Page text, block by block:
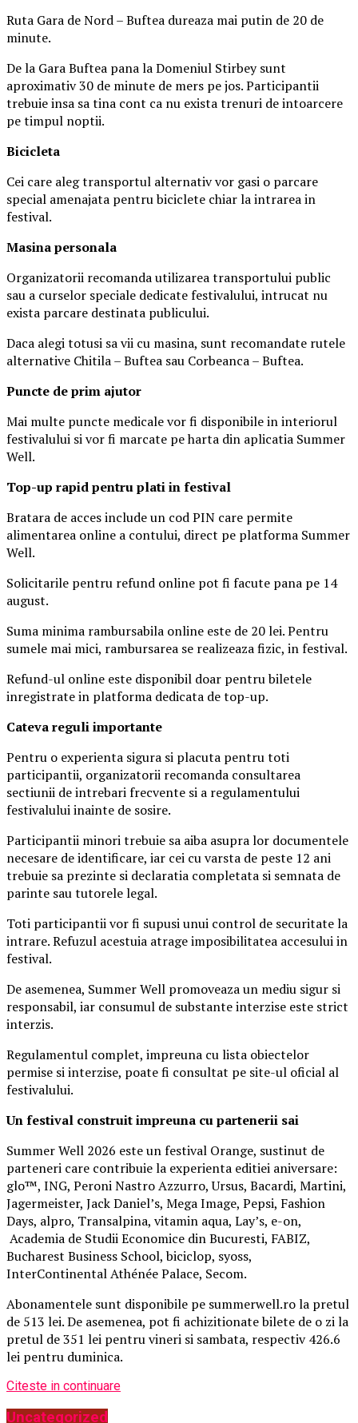
Ruta Gara de Nord – Buftea dureaza mai putin de 20 de
minute.
De la Gara Buftea pana la Domeniul Stirbey sunt
aproximativ 30 de minute de mers pe jos. Participantii
trebuie insa sa tina cont ca nu exista trenuri de intoarcere
pe timpul noptii.
Bicicleta
Cei care aleg transportul alternativ vor gasi o parcare
special amenajata pentru biciclete chiar la intrarea in
festival.
Masinapersonala
Organizatorii recomanda utilizarea transportului public
sau a curselor speciale dedicate festivalului, intrucat nu
exista parcare destinata publicului.
Daca alegi totusi sa vii cu masina, sunt recomandate rutele
alternative Chitila – Buftea sau Corbeanca – Buftea.
Puncte de prim ajutor
Mai multe puncte medicale vor fi disponibile in interiorul
festivalului si vor fi marcate pe harta din aplicatia Summer
Well.
Top-up rapid pentru plati in festival
Bratara de acces include un cod PIN care permite
alimentarea online a contului, direct pe platforma Summer
Well.
Solicitarile pentru refund online pot fi facute pana pe 14
august.
Suma minima rambursabila online este de 20 lei. Pentru
sumele mai mici, rambursarea se realizeaza fizic, in festival.
Refund-ul online este disponibil doar pentru biletele
inregistrate in platforma dedicata de top-up.
Cateva reguli importante
Pentru o experienta sigura si placuta pentru toti
participantii, organizatorii recomanda consultarea
sectiunii de intrebari frecvente si a regulamentului
festivalului inainte de sosire.
Participantii minori trebuie sa aiba asupra lor documentele
necesare de identificare, iar cei cu varsta de peste 12 ani
trebuie sa prezinte si declaratia completata si semnata de
parinte sau tutorele legal.
Toti participantii vor fi supusi unui control de securitate la
intrare. Refuzul acestuia atrage imposibilitatea accesului in
festival.
De asemenea, Summer Well promoveaza un mediu sigur si
responsabil, iar consumul de substante interzise este strict
interzis.
Regulamentul complet, impreuna cu lista obiectelor
permise si interzise, poate fi consultat pe site-ul oficial al
festivalului.
Un festival construitimpreuna cu partenerii sai
Summer Well 2026 este un festival Orange, sustinut de
parteneri care contribuie la experienta editiei aniversare:
glo™, ING, Peroni Nastro Azzurro, Ursus, Bacardi, Martini,
Jagermeister, Jack Daniel’s, Mega Image, Pepsi, Fashion
Days, alpro, Transalpina, vitamin aqua, Lay’s, e-on,
Academia de Studii Economice din Bucuresti, FABIZ,
Bucharest Business School, biciclop, syoss,
InterContinental Athénée Palace, Secom.
Abonamentele sunt disponibile pe summerwell.ro la pretul
de 513 lei. De asemenea, pot fi achizitionate bilete de o zi la
pretul de 351 lei pentru vineri si sambata, respectiv 426.6
lei pentru duminica.
Citeste in continuare
Uncategorized